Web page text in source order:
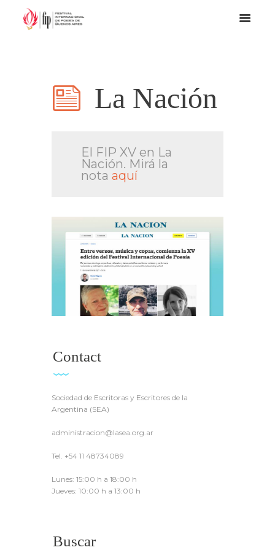
La Nación
El FIP XV en La
Nación. Mirá la
nota aquí
Contact
Sociedad de Escritoras y Escritores de la
Argentina (SEA)
administracion@lasea.org.ar
Tel. +54 11 48734089
Lunes: 15:00 h a 18:00 h
Jueves: 10:00 h a 13:00 h
Buscar